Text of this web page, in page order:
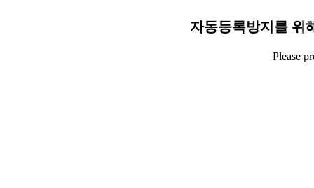
자동등록방지를 위
Please